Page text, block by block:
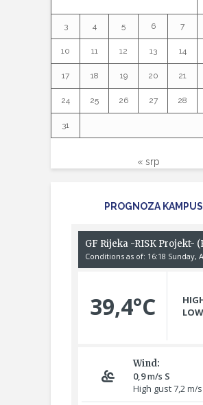
3 4 5 6 7
10 11 12 13 14
17 18 19 20 21
24 25 26 27 28
31
« srp
PROGNOZA KAMPUS